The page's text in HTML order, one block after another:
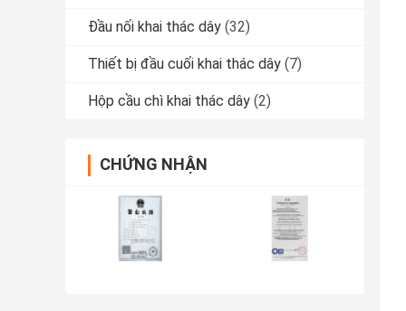
Đầu nối khai thác dây (32)
Thiết bị đầu cuối khai thác dây (7)
Hộp cầu chì khai thác dây (2)
CHỨNG NHẬN